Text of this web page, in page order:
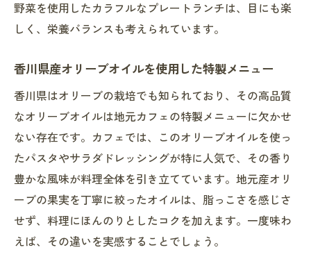
和のテイストが光る抹茶スイーツ
地元産チーズを使ったチーズケーキ
香川県の名物を取り入れた洋菓子
地元の伝統を感じる餅スイーツ
香川県の自然を感じるフォトジェニックス
イーツ
香川県のカフェで心温まるひとときを過ごす
親しみやすいスタッフと会話を楽しむ
落ち着いた雰囲気でリラックス
野菜を使用したカラフルなプレートランチは、目にも楽
しく、栄養バランスも考えられています。
香川県産オリーブオイルを使用した特製メニュー
香川県はオリーブの栽培でも知られており、その高品質
なオリーブオイルは地元カフェの特製メニューに欠かせ
ない存在です。カフェでは、このオリーブオイルを使っ
たパスタやサラダドレッシングが特に人気で、その香り
豊かな風味が料理全体を引き立てています。地元産オリ
ーブの果実を丁寧に絞ったオイルは、脂っこさを感じさ
せず、料理にほんのりとしたコクを加えます。一度味わ
えば、その違いを実感することでしょう。